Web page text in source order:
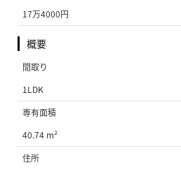
17万4000円
概要
間取り
1LDK
専有面積
40.74 m²
住所